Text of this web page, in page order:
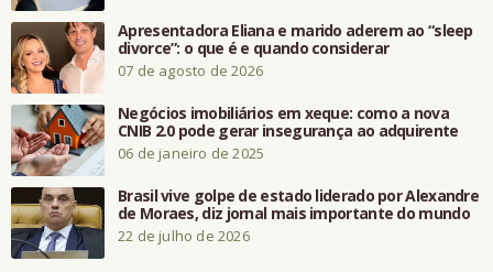
Apresentadora Eliana e marido aderem ao “sleep
divorce”: o que é e quando considerar
07 de agosto de 2026
Negócios imobiliários em xeque: como a nova
CNIB 2.0 pode gerar insegurança ao adquirente
06 de janeiro de 2025
Brasil vive golpe de estado liderado por Alexandre
de Moraes, diz jornal mais importante do mundo
22 de julho de 2026